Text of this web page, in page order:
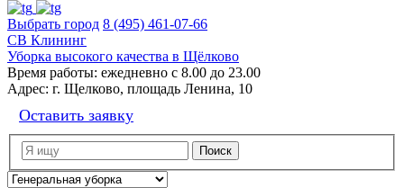
Выбрать город 8 (495) 461-07-66
СВ Клининг
Уборка высокого качества в Щёлково
Время работы: ежедневно с 8.00 до 23.00
Адрес: г. Щелково, площадь Ленина, 10
Оставить заявку